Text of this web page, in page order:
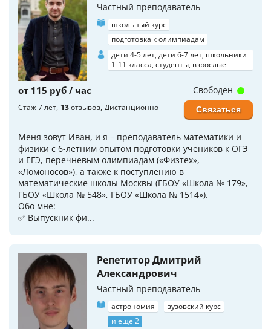
Частный преподаватель
школьный курс
подготовка к олимпиадам
дети 4-5 лет, дети 6-7 лет, школьники
1-11 класса, студенты, взрослые
от 115 руб / час
Стаж 7 лет 13отзывов Дистанционно
Меня зовут Иван, и я – преподаватель математики и
физики с 6-летним опытом подготовки учеников к ОГЭ
и ЕГЭ, перечневым олимпиадам («Физтех»,
«Ломоносов»), а также к поступлению в
математические школы Москвы (ГБОУ «Школа № 179»,
ГБОУ «Школа № 548», ГБОУ «Школа № 1514»).
Обо мне:
✅ Выпускник фи...
Свободен
Связаться
Репетитор Дмитрий
Александрович
Частный преподаватель
астрономия
вузовский курс
и еще 2